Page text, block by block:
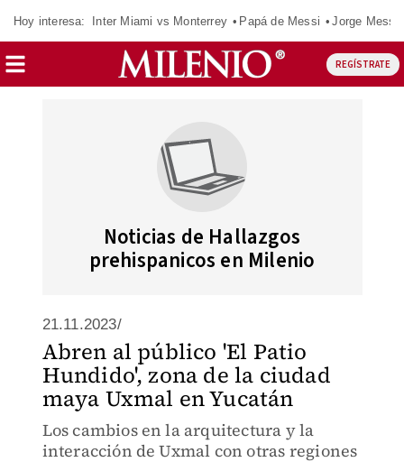
Hoy interesa: Inter Miami vs Monterrey Papá de Messi Jorge Messi
REGÍSTRATE
Noticias de Hallazgos
prehispanicos en Milenio
21.11.2023/
Abren al público 'El Patio
Hundido', zona de la ciudad
maya Uxmal en Yucatán
Los cambios en la arquitectura y la
interacción de Uxmal con otras regiones